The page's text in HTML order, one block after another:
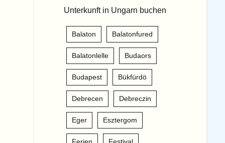
Unterkunft in Ungarn buchen
Balaton Balatonfured
Balatonlelle Budaors
Budapest Bükfürdö
Debrecen Debreczin
Eger Esztergom